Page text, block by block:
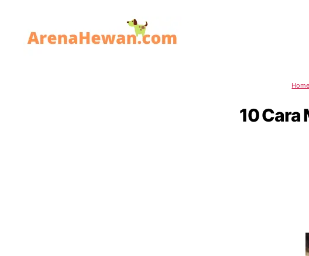
Home
10 Cara